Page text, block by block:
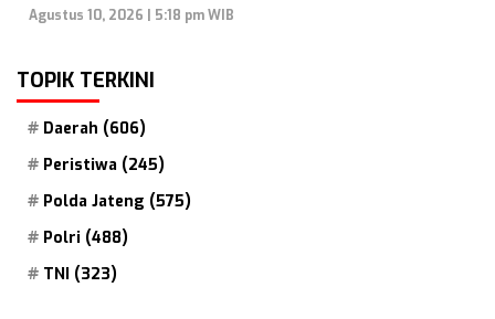
Agustus 10, 2026 | 5:18 pm WIB
TOPIK TERKINI
Daerah (606)
Peristiwa (245)
Polda Jateng (575)
Polri (488)
TNI (323)